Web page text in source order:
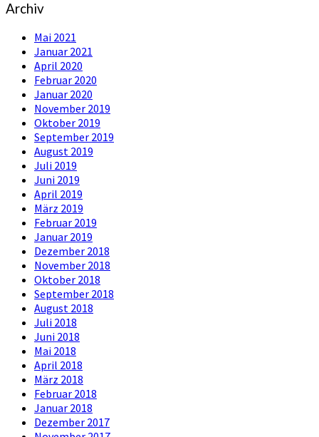
Archiv
Mai 2021
Januar 2021
April 2020
Februar 2020
Januar 2020
November 2019
Oktober 2019
September 2019
August 2019
Juli 2019
Juni 2019
April 2019
März 2019
Februar 2019
Januar 2019
Dezember 2018
November 2018
Oktober 2018
September 2018
August 2018
Juli 2018
Juni 2018
Mai 2018
April 2018
März 2018
Februar 2018
Januar 2018
Dezember 2017